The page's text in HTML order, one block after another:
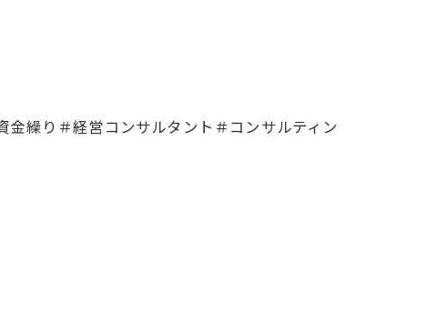
繰り＃経営コンサルタント＃コンサルティン